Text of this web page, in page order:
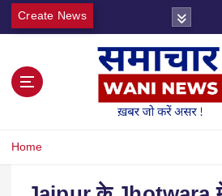
Create News
Home